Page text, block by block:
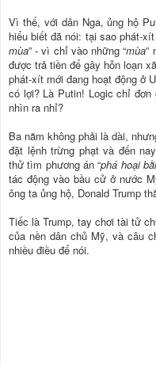
Vì thế, với dân Nga, ủng hộ
hiểu biết đã nói: tại sao phát-
mùa” - vì chỉ vào những “mùa”
được trả tiền để gây hỗn loạn
phát-xít mới đang hoạt động ở
có lợi? Là Putin! Logic chỉ
nhìn ra nhỉ?
Ba năm không phải là dài,
đặt lệnh trừng phạt và đến
thử tìm phương án “phá hoại
tác động vào bầu cử ở nước
ông ta ủng hộ, Donald Trump
Tiếc là Trump, tay chơi tài tử
của nền dân chủ Mỹ, và câu
nhiều điều để nói.